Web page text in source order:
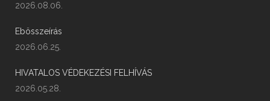
2026.08.06.
Ebösszeírás
2026.06.25.
HIVATALOS VÉDEKEZÉSI FELHÍVÁS
2026.05.28.